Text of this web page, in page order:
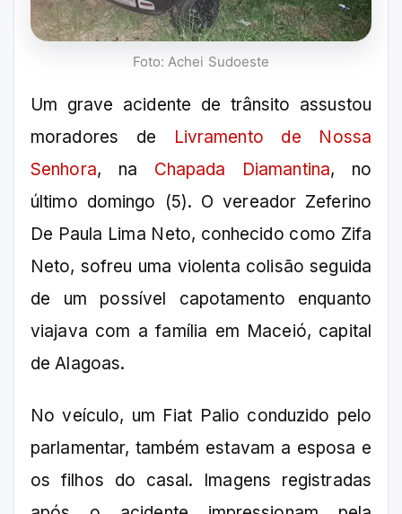
Foto: Achei Sudoeste
Um grave acidente de trânsito assustou
moradores de Livramento de Nossa
Senhora, na Chapada Diamantina, no
último domingo (5). O vereador Zeferino
De Paula Lima Neto, conhecido como Zifa
Neto, sofreu uma violenta colisão seguida
de um possível capotamento enquanto
viajava com a família em Maceió, capital
de Alagoas.
No veículo, um Fiat Palio conduzido pelo
parlamentar, também estavam a esposa e
os filhos do casal. Imagens registradas